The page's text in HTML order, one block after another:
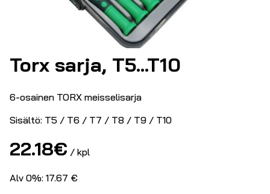
Torx sarja, T5…T10
6-osainen TORX meisselisarja
Sisältö: T5 / T6 / T7 / T8 / T9 / T10
22.18€ / kpl
Alv 0%: 17.67 €